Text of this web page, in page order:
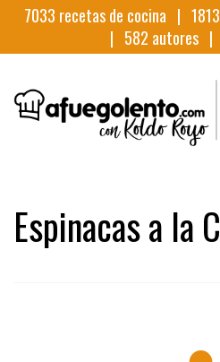
7033 recetas de cocina |
| 582 autores |
Espinacas a la